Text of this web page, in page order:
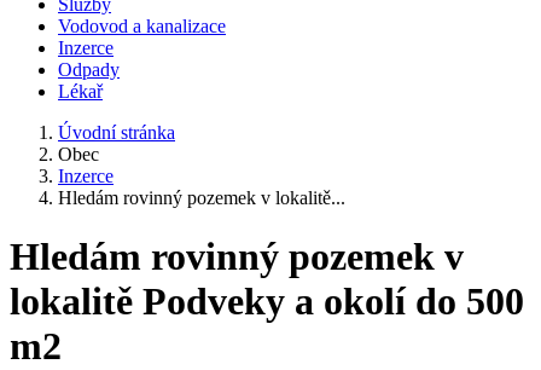
Služby
Vodovod a kanalizace
Inzerce
Odpady
Lékař
Úvodní stránka
Obec
Inzerce
Hledám rovinný pozemek v lokalitě...
Hledám rovinný pozemek v
lokalitě Podveky a okolí do 500
m2